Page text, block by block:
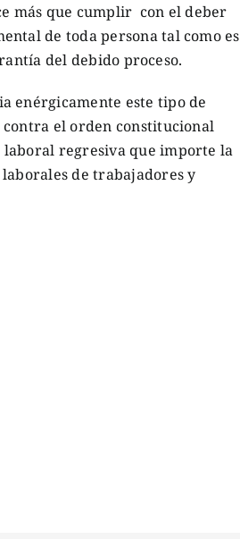
más que cumplir con el deber
de toda persona tal como es
del debido proceso.
enérgicamente este tipo de
el orden constitucional
regresiva que importe la
de trabajadores y